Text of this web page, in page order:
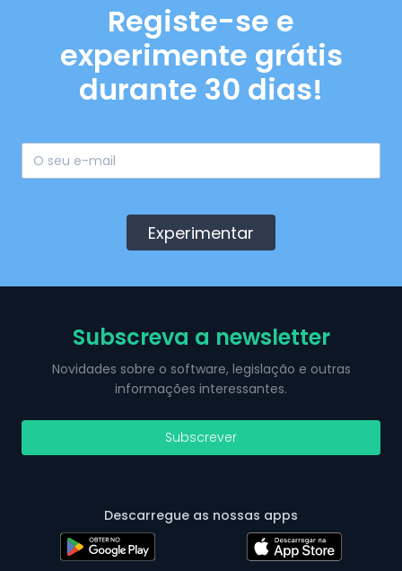
Registe-se e
experimente grátis
durante 30 dias!
Experimentar
Subscreva a newsletter
Novidades sobre o software, legislação e outras
informações interessantes.
Subscrever
Descarregue as nossas apps